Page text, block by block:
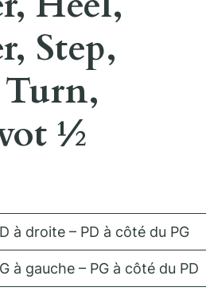
Step,
½
à droite – PD à côté du PG
à gauche – PG à côté du PD